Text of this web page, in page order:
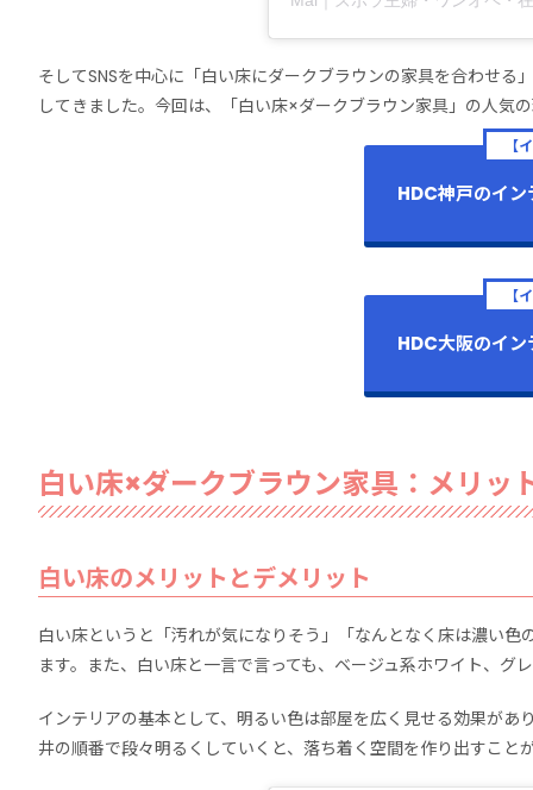
そしてSNSを中心に「白い床にダークブラウンの家具を合わせ
してきました。今回は、「白い床×ダークブラウン家具」の人気
【
HDC神戸のイ
【
HDC大阪のイ
白い床×ダークブラウン家具：メリッ
白い床のメリットとデメリット
白い床というと「汚れが気になりそう」「なんとなく床は濃い
ます。また、白い床と一言で言っても、ベージュ系ホワイト、
インテリアの基本として、明るい色は部屋を広く見せる効果が
井の順番で段々明るくしていくと、落ち着く空間を作り出すこ